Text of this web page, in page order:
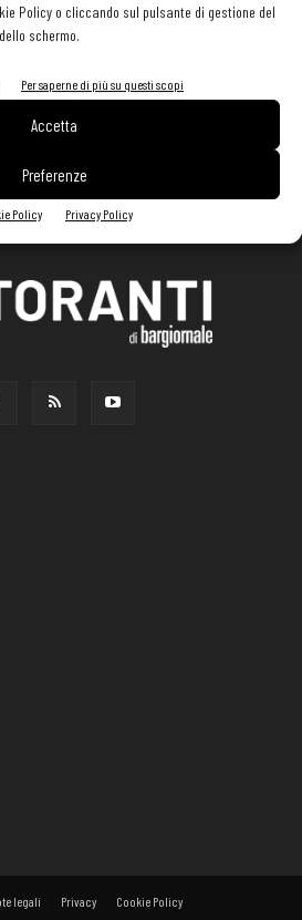
Policy o cliccando sul pulsante di gestione del
schermo.
Per saperne di più su questi scopi
Accetta
Preferenze
Policy Privacy Policy
legali Privacy Cookie Policy